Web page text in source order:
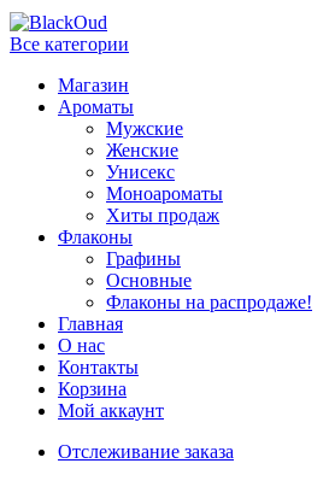
Все категории
Магазин
Ароматы
Мужские
Женские
Унисекс
Моноароматы
Хиты продаж
Флаконы
Графины
Основные
Флаконы на распродаже!
Главная
О нас
Контакты
Корзина
Мой аккаунт
Отслеживание заказа